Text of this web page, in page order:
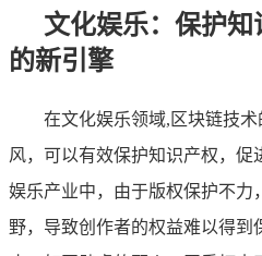
文化娱乐：保护
的新引擎
在文化娱乐领域,区块链技
风，可以有效保护知识产权，
娱乐产业中，由于版权保护不力
野，导致创作者的权益难以得到